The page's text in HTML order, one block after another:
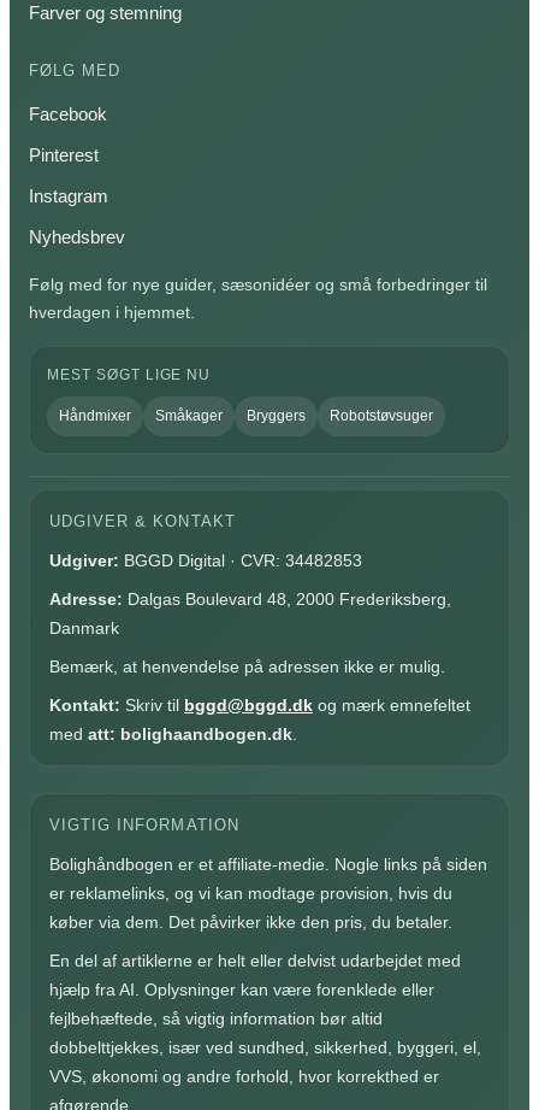
Farver og stemning
FØLG MED
Facebook
Pinterest
Instagram
Nyhedsbrev
Følg med for nye guider, sæsonidéer og små forbedringer til
hverdagen i hjemmet.
MEST SØGT LIGE NU
Håndmixer Småkager Bryggers Robotstøvsuger
UDGIVER & KONTAKT
Udgiver: BGGD Digital · CVR: 34482853
Adresse: Dalgas Boulevard 48, 2000 Frederiksberg,
Danmark
Bemærk, at henvendelse på adressen ikke er mulig.
Kontakt: Skriv til bggd@bggd.dk og mærk emnefeltet
med att: bolighaandbogen.dk
VIGTIG INFORMATION
Bolighåndbogen er et affiliate-medie. Nogle links på siden
er reklamelinks, og vi kan modtage provision, hvis du
køber via dem. Det påvirker ikke den pris, du betaler.
En del af artiklerne er helt eller delvist udarbejdet med
hjælp fra AI. Oplysninger kan være forenklede eller
fejlbehæftede, så vigtig information bør altid
dobbelttjekkes, især ved sundhed, sikkerhed, byggeri, el,
VVS, økonomi og andre forhold, hvor korrekthed er
afgørende.